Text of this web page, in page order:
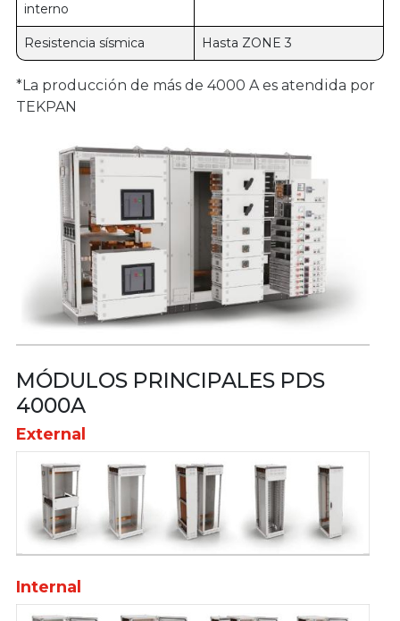
interno
Resistencia sísmica Hasta ZONE 3
*La producción de más de 4000 A es atendida por
TEKPAN
MÓDULOS PRINCIPALES PDS
4000A
External
Internal